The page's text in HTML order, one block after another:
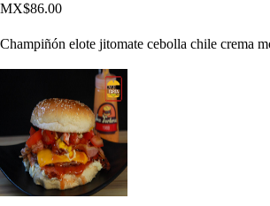
MX$86.00
Champiñón elote jitomate cebolla chile crema